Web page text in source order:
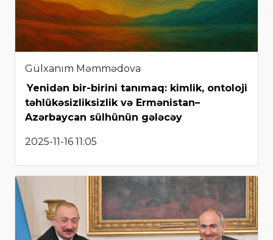
Gülxanım Məmmədova
Yenidən bir-birini tanımaq: kimlik, ontoloji
təhlükəsizliksizlik və Ermənistan–
Azərbaycan sülhünün gələcəy
2025-11-16 11:05